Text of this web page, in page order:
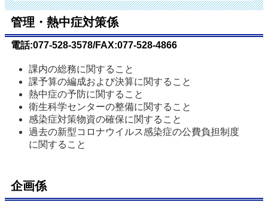
管理・熱中症対策係
電話:077-528-3578/FAX:077-528-4866
課内の総務に関すること
課予算の編成および決算に関すること
熱中症の予防に関すること
衛生科学センターの整備に関すること
感染症対策物資の確保に関すること
過去の新型コロナウイルス感染症の公費負担制度
に関すること
企画係